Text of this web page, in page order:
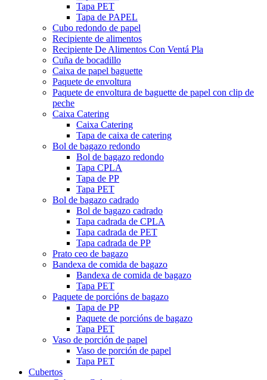
Tapa PET
Tapa de PAPEL
Cubo redondo de papel
Recipiente de alimentos
Recipiente De Alimentos Con Ventá Pla
Cuña de bocadillo
Caixa de papel baguette
Paquete de envoltura
Paquete de envoltura de baguette de papel con clip de
peche
Caixa Catering
Caixa Catering
Tapa de caixa de catering
Bol de bagazo redondo
Bol de bagazo redondo
Tapa CPLA
Tapa de PP
Tapa PET
Bol de bagazo cadrado
Bol de bagazo cadrado
Tapa cadrada de CPLA
Tapa cadrada de PET
Tapa cadrada de PP
Prato ceo de bagazo
Bandexa de comida de bagazo
Bandexa de comida de bagazo
Tapa PET
Paquete de porcións de bagazo
Tapa de PP
Paquete de porcións de bagazo
Tapa PET
Vaso de porción de papel
Vaso de porción de papel
Tapa PET
Cubertos